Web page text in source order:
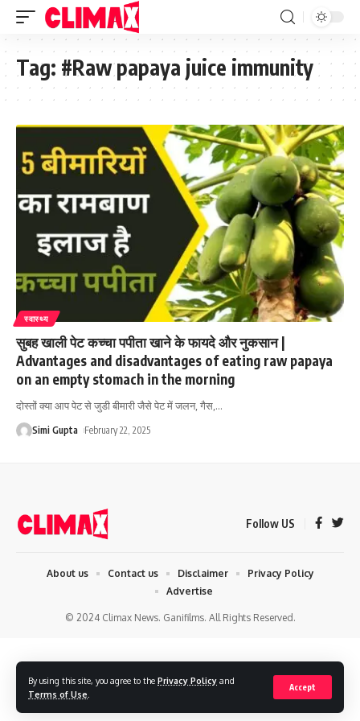
By using this site, you agree to the Privacy Policy and
Terms of Use
Accept
Tag: #Raw papaya juice immunity
स्वास्थ्य
सुबह खाली पेट कच्चा पपीता खाने के फायदे और नुकसान |
Advantages and disadvantages of eating raw papaya
on an empty stomach in the morning
दोस्तों क्या आप पेट से जुडी बीमारी जैसे पेट में जलन, गैस, …
Simi Gupta February 22, 2025
Follow US
© 2024 Climax News. Ganifilms. All Rights Reserved.
About us Contact us Disclaimer
Privacy Policy
Advertise